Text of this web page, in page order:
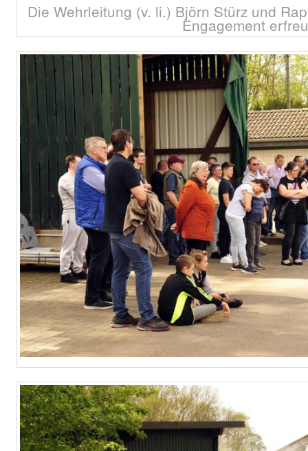
Die Wehrleitung (v. li.) Björn Stürz und
Engagement